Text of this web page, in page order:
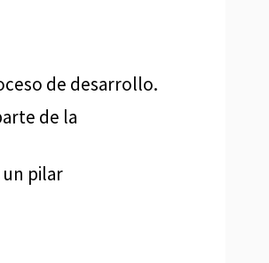
de desarrollo.
de la
un pilar